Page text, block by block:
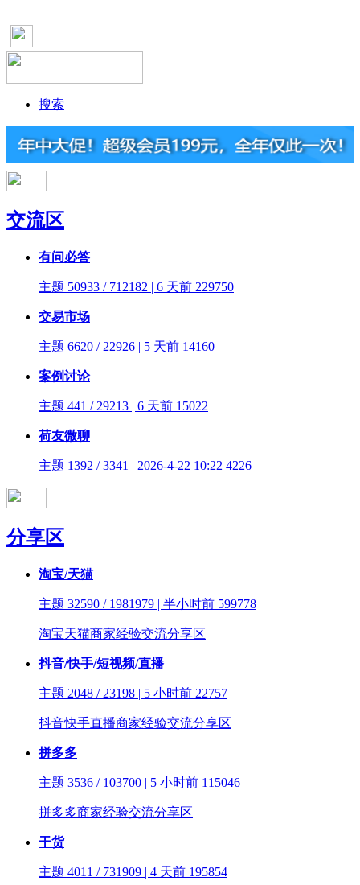
搜索
交流区
有问必答
主题 50933 / 712182 | 6 天前 229750
交易市场
主题 6620 / 22926 | 5 天前 14160
案例讨论
主题 441 / 29213 | 6 天前 15022
荷友微聊
主题 1392 / 3341 | 2026-4-22 10:22 4226
分享区
淘宝/天猫
主题 32590 / 1981979 | 半小时前 599778
淘宝天猫商家经验交流分享区
抖音/快手/短视频/直播
主题 2048 / 23198 | 5 小时前 22757
抖音快手直播商家经验交流分享区
拼多多
主题 3536 / 103700 | 5 小时前 115046
拼多多商家经验交流分享区
干货
主题 4011 / 731909 | 4 天前 195854